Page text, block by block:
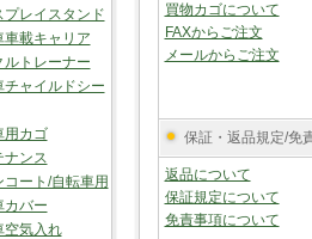
プレイスタンド
車載キャリア
ルトレーナー
チャイルドシー
用カゴ
ナンス
コート/自転車用
カバー
空気入れ
買物カゴについて
FAXからご注文
メールからご注文
保証・返品規定/免
返品について
保証規定について
免責事項について